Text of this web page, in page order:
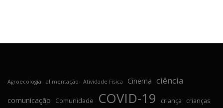
Agroecologia alimentação Atividade Física Cinema ciência
comunicação Comunidade COVID-19 criança crianças